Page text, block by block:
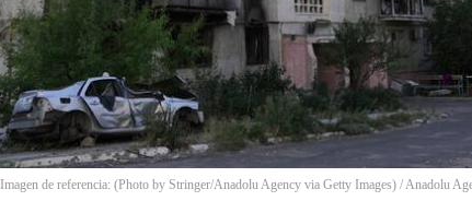
Imagen de referencia: (Photo by Stringer/Anadolu Agency via Getty Images) /Anadolu